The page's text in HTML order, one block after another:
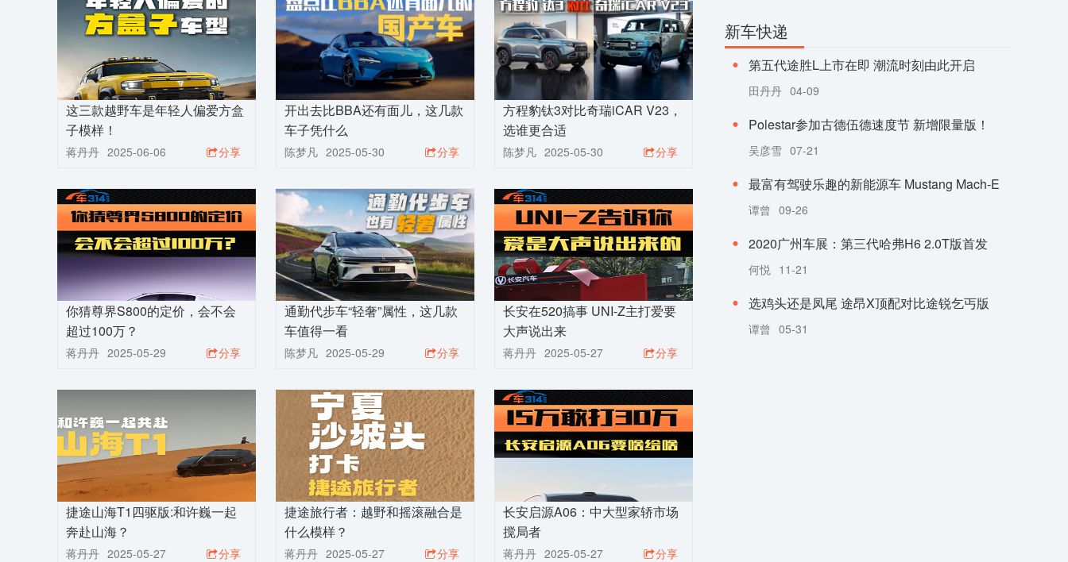
这三款越野车是年轻人偏爱方盒
子模样！
蒋丹丹 2025-06-06 分享
开出去比BBA还有面儿，这几款
车子凭什么
陈梦凡 2025-05-30 分享
方程豹钛3对比奇瑞iCAR V23，
选谁更合适
陈梦凡 2025-05-30 分享
你猜尊界S800的定价，会不会
超过100万？
蒋丹丹 2025-05-29 分享
通勤代步车“轻奢”属性，这几款
车值得一看
陈梦凡 2025-05-29 分享
长安在520搞事 UNI-Z主打爱要
大声说出来
蒋丹丹 2025-05-27 分享
捷途山海T1四驱版:和许巍一起
奔赴山海？
蒋丹丹 2025-05-27 分享
捷途旅行者：越野和摇滚融合是
什么模样？
蒋丹丹 2025-05-27 分享
长安启源A06：中大型家轿市场
搅局者
蒋丹丹 2025-05-27 分享
新车快递
第五代途胜L上市在即 潮流时刻由此开启
田丹丹 04-09
Polestar参加古德伍德速度节 新增限量版！
吴彦雪 07-21
最富有驾驶乐趣的新能源车 Mustang Mach-E
谭曾 09-26
2020广州车展：第三代哈弗H6 2.0T版首发
何悦 11-21
选鸡头还是凤尾 途昂X顶配对比途锐乞丐版
谭曾 05-31